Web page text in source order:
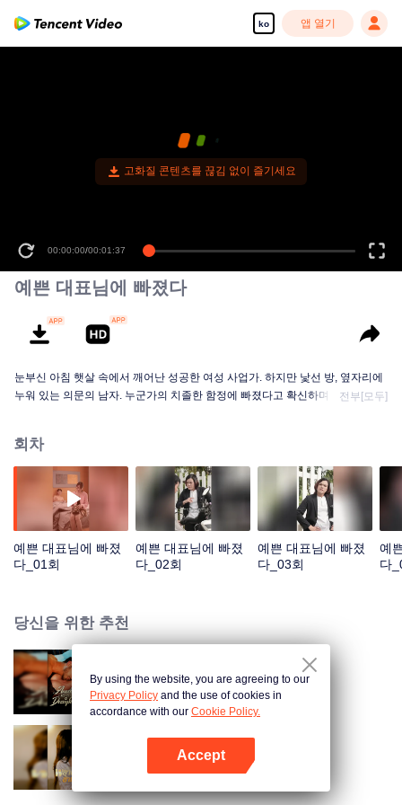
ko 앱 열기
고화질 콘텐츠를 끊김 없이 즐기세요
00:00:00/00:01:37
예쁜 대표님에 빠졌다
눈부신 아침 햇살 속에서 깨어난 성공한 여성 사업가. 하지만 낯선 방, 옆자리에
누워 있는 의문의 남자. 누군가의 치졸한 함정에 빠졌다고 확신하며 분노하던
니면 운명적인 사랑일까?
전부[모두]
회차
예쁜 대표님에 빠졌
다_01회
예쁜 대표님에 빠졌
다_02회
예쁜 대표님에 빠졌
다_03회
예
다
당신을 위한 추천
사라진 아내를 구속한다
전남편의 숙적과 결혼했다
By using the website, you are agreeing to our
Privacy Policy and the use of cookies in
accordance with our Cookie Policy.
Accept